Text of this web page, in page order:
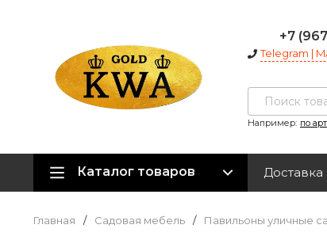
+7
Telegram |
Например: по
Каталог товаров Доставка
Главная / Садовая мебель / Павильоны уличные